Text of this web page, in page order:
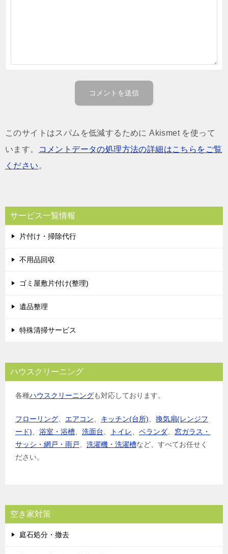
このサイトはスパムを低減するために Akismet を使って
います。
コメントデータの処理方法の詳細はこちらをご覧
ください 。
サービス一覧情報
片付け・掃除代行
不用品回収
ゴミ屋敷片付け(整理)
遺品整理
特殊清掃サービス
ハウスクリーニング
各種ハウスクリーニングも対応しております。
フローリング エアコン キッチン(台所)
換気扇(レンジフ
ード)
浴室・浴槽 洗面台 トイレ ベランダ
窓ガラス・
サッシ・網戸・雨戸
洗濯機・洗濯槽など、すべてお任せく
ださい。
空き家対策
庭石処分・撤去